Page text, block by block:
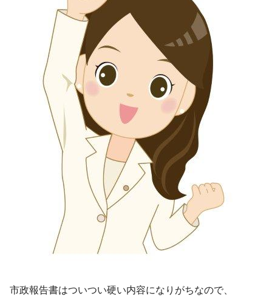
市政報告書はついつい硬い内容になりがちなので、